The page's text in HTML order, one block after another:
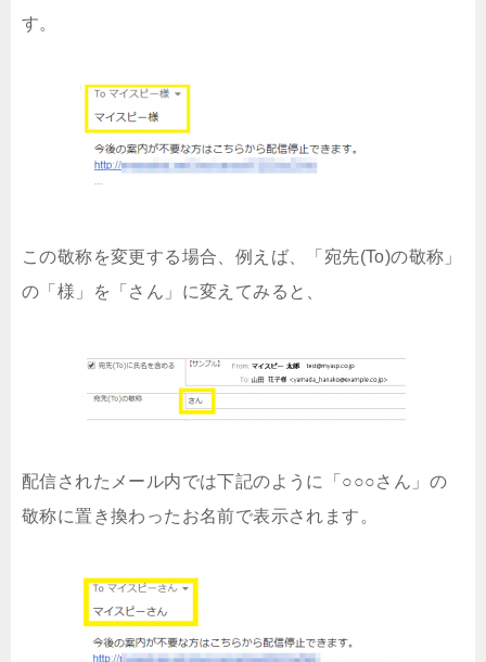
す。
この敬称を変更する場合、例えば、「宛先(To)の敬称」
の「様」を「さん」に変えてみると、
配信されたメール内では下記のように「○○○さん」の
敬称に置き換わったお名前で表示されます。